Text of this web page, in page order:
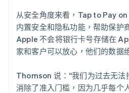
从安全角度来看，Tap to Pay
内置安全和隐私功能，帮助保护
Apple 不会将银行卡号存储在
家和客户可以放心，他们的数据
Thomson 说：“我们为过去无法
消除了准入门槛，因为几乎每个